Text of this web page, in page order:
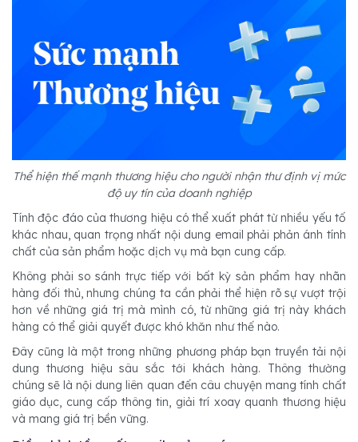
Thể hiện thế mạnh thương hiệu cho người nhận thư định vị mức
độ uy tín của doanh nghiệp
Tính độc đáo của thương hiệu có thể xuất phát từ nhiều yếu tố
khác nhau, quan trọng nhất nội dung email phải phản ánh tính
chất của sản phẩm hoặc dịch vụ mà bạn cung cấp.
Không phải so sánh trực tiếp với bất kỳ sản phẩm hay nhãn
hàng đối thủ, nhưng chúng ta cần phải thể hiện rõ sự vượt trội
hơn về những giá trị mà mình có, từ những giá trị này khách
hàng có thể giải quyết được khó khăn như thế nào.
Đây cũng là một trong những phương pháp bạn truyền tải nội
dung thương hiệu sâu sắc tới khách hàng. Thông thường
chúng sẽ là nội dung liên quan đến câu chuyện mang tính chất
giáo dục, cung cấp thông tin, giải trí xoay quanh thương hiệu
và mang giá trị bền vững.